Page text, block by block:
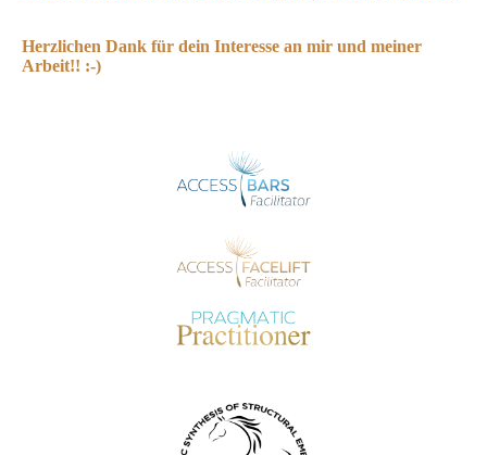
Herzlichen Dank für dein Interesse an mir und meiner
Arbeit!! :-)